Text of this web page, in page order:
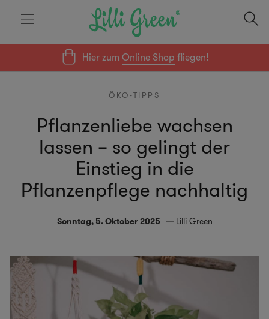
Hier zumOnline Shop fliegen!
ÖKO-TIPPS
Pflanzenliebe wachsen
lassen – so gelingt der
Einstieg in die
Pflanzenpflege nachhaltig
Sonntag, 5. Oktober 2025 Lilli Green